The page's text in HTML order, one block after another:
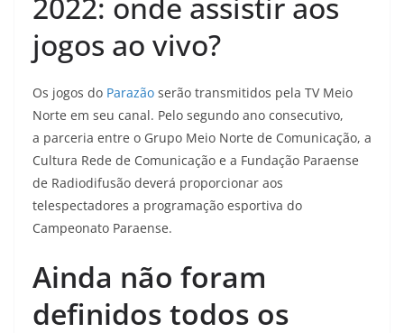
jogos ao vivo?
Os jogos do Parazão serão transmitidos pela TV Meio
Norte em seu canal. Pelo segundo ano consecutivo,
a parceria entre o Grupo Meio Norte de Comunicação, a
Cultura Rede de Comunicação e a Fundação Paraense
de Radiodifusão deverá proporcionar aos
telespectadores a programação esportiva do
Campeonato Paraense.
Ainda não foram
definidos todos os